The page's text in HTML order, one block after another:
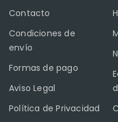
Contacto
Condiciones de
envío
Formas de pago
Aviso Legal
Política de Privacidad